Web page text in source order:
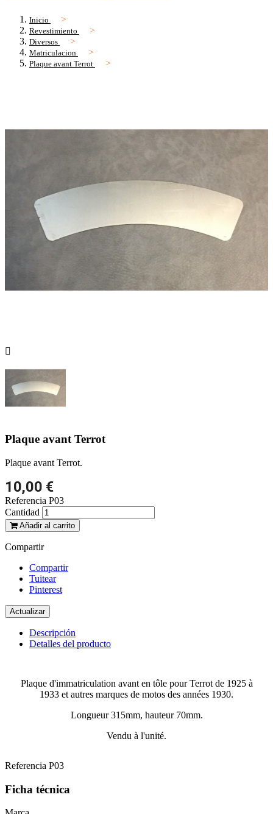
Inicio
Revestimiento
Diversos
Matriculacion
Plaque avant Terrot

Plaque avant Terrot
Plaque avant Terrot.
10,00 €
Referencia P03
Cantidad
Añadir al carrito
Compartir
Compartir
Tuitear
Pinterest
Descripción
Detalles del producto
Plaque d'immatriculation avant en tôle pour Terrot de 1925 à
1933 et autres marques de motos des années 1930.
Longueur 315mm, hauteur 70mm.
Vendu à l'unité.
Referencia P03
Ficha técnica